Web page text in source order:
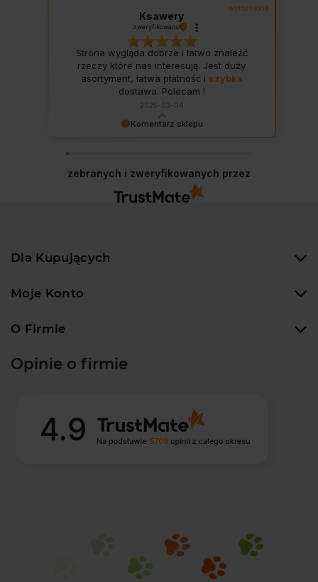
Komentarz sklepu
wkrótce znów u nas zagościsz!
wyróżniona
Ksawery
zweryfikowano
Strona wygląda dobrze i łatwo znaleźć
rzeczy które nas interesują. Jest duży
asortyment, łatwa płatność i szybka
dostawa. Polecam !
2025-03-04
zebranych i zweryfikowanych przez
Dla Kupujących
Moje Konto
O Firmie
Opinie o firmie